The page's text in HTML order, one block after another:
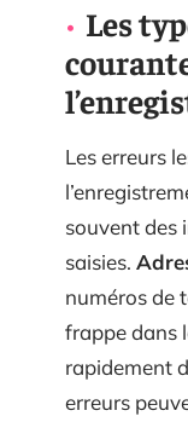
Les
Les erreurs
souvent des
saisies.
numéros de
frappe dans
rapidement
erreurs